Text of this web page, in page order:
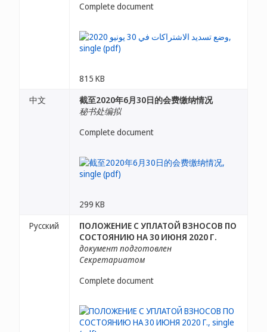
Complete document
815 KB
中文
截至2020年6月30日的会费缴纳情况
秘书处编拟
Complete document
299 KB
Русский
ПОЛОЖЕНИЕ С УПЛАТОЙ ВЗНОСОВ ПО
СОСТОЯНИЮ НА 30 ИЮНЯ 2020 Г.
документ подготовлен
Секретариатом
Complete document